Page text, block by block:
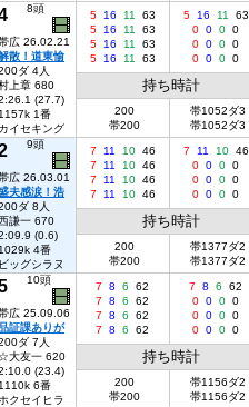
8頭
広 26.02.21
散！道東愉
ダ 4人
上章 680
(27.7)
1157k 1番
カイセキング
5 16 11
63
5
16 11
63
5
16 11
63
5
16 11 63
5 16 11
63
0 0 0 0
0 0 0 0
0 0 0 0
持ち時計
200
帯200
帯1052ダ3
帯1052ダ3
9頭
広 26.03.01
夫感涙！浩
ダ 8人
謙一 670
(0.6)
1029k 4番
ビッグシラヌ
7 11 10 46
7
11 10 46
7
11 10 46
7
11 10 46
7 11 10 46
0 0 0 0
0 0 0 0
0 0 0 0
持ち時計
200
帯200
帯1377ダ2
帯1377ダ2
10頭
広 25.09.06
証課ありが
ダ 7人
☆大友一 620
(23.4)
1110k 6番
ホクセイヒラ
7 8 6
62
7
8 6
62
7
8 6
62
7
8 6 62
7 8 6
62
0 0 0 0
0 0 0 0
0 0 0 0
持ち時計
200
帯200
帯1156ダ2
帯1156ダ2